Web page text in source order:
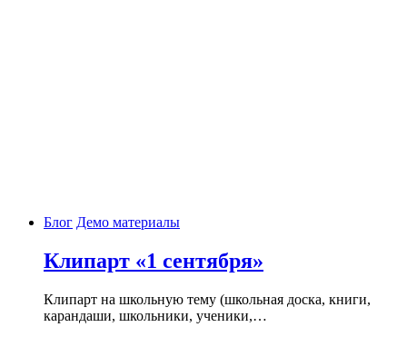
Блог Демо материалы
Клипарт «1 сентября»
Клипарт на школьную тему (школьная доска, книги,
карандаши, школьники, ученики,…